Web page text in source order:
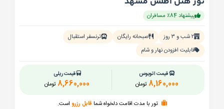
پیشنهاد 84٪ مسافران
۲ شب و ۳ روز صبحانه رایگان
ترنسفر استقبال
قابلیت افزودن نهار و شام
قیمت اتوبوس
تومان 8,160,000
قیمت ریلی
تومان 8,660,000
تور با مدت اقامت دلخواه شما قابل رزرو است.